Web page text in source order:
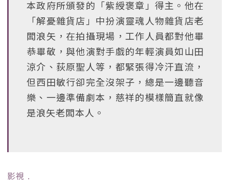
本政府所頒發的「紫綬褒章」得主。他在
「解憂雜貨店」中扮演靈魂人物雜貨店老
闆浪矢，在拍攝現場，工作人員都對他畢
恭畢敬，與他演對手戲的年輕演員如山田
涼介、荻原聖人等，都緊張得冷汗直流，
但西田敏行卻完全沒架子，總是一邊聽音
樂、一邊準備劇本，慈祥的模樣簡直就像
是浪矢老闆本人。
影視 ﹒